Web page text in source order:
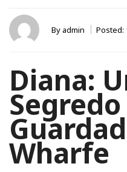
By admin Posted:
Diana:
Wharfe